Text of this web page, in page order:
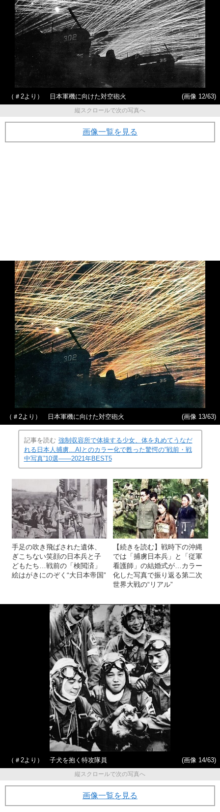
（＃2より） 日本軍機に向けた対空砲火
(画像 12/63)
縦スクロールで次の写真へ
画像一覧を見る
（＃2より） 日本軍機に向けた対空砲火 (画像 13/63)
記事を読む 強制収容所で体操する少女、体を丸めてうなだ
れる日本人捕虜…AIとのカラー化で甦った驚愕の“戦前・戦
中写真”10選――2021年BEST5
手足の吹き飛ばされた遺体、
ぎこちない笑顔の日本兵と子
どもたち…戦前の「検閲済」
絵はがきにのぞく“大日本帝国”
【続きを読む】戦時下の沖縄
では「捕虜日本兵」と「従軍
看護師」の結婚式が…カラー
化した写真で振り返る第二次
世界大戦の“リアル”
（＃2より） 子犬を抱く特攻隊員
(画像 14/63)
縦スクロールで次の写真へ
画像一覧を見る